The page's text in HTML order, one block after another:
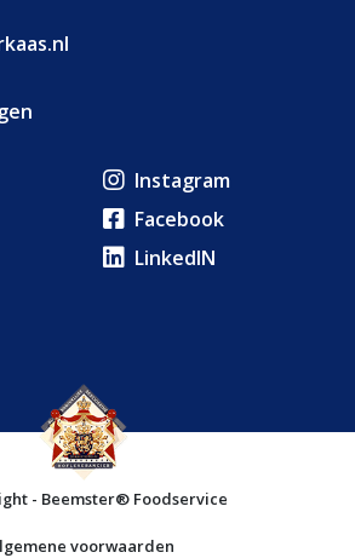
Instagram
Facebook
LinkedIN
- Beemster® Foodservice
voorwaarden